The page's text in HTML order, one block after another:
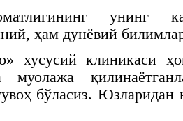
унинг
ҳам дунёвий
хусусий клиникаси
бўласиз. Юзларидан